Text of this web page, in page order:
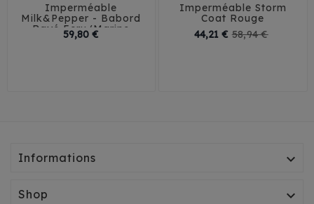
Imperméable
Milk&Pepper - Babord
Rayé Ecru/Marine
59,80 €
Imperméable Storm
Coat Rouge
44,21 € 58,94 €
Informations 
Shop 